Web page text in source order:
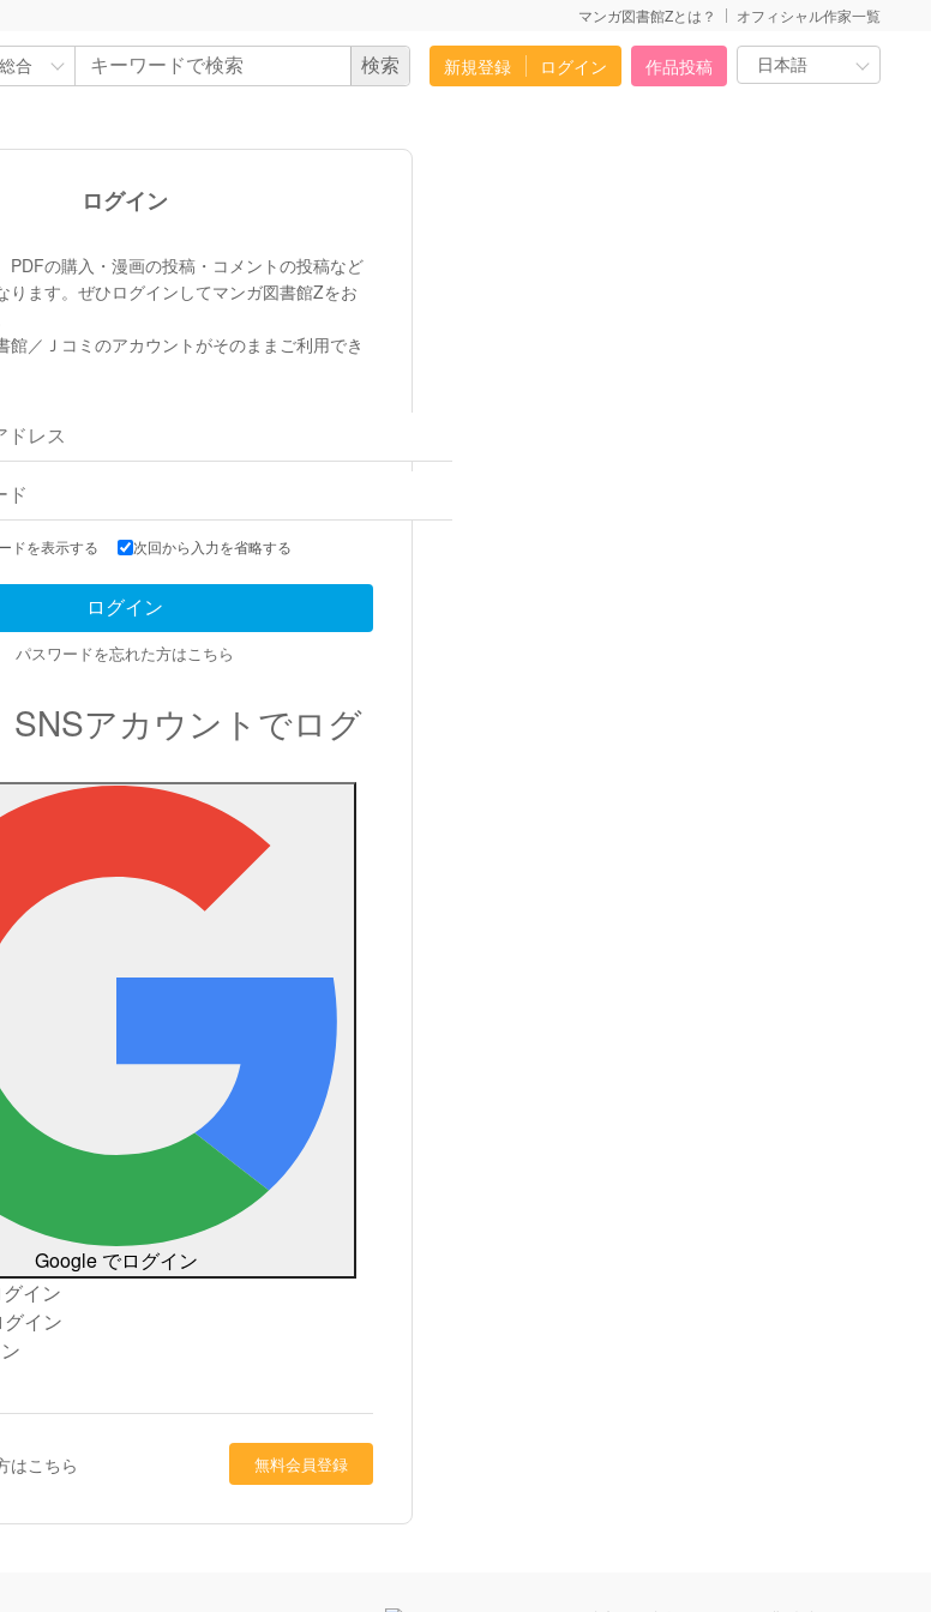
マンガ図書館Zとは？ オフィシャル作家一覧
新規登録 ログイン 作品投稿
ログイン
PDFの購入・漫画の投稿・コメントの投稿など
ります。ぜひログインしてマンガ図書館Zをお
館／Ｊコミのアカウントがそのままご利用でき
ドを表示する 次回から入力を省略する
パスワードを忘れた方はこちら
SNSアカウントでログ
Google でログイン
イン
イン
はこちら 無料会員登録